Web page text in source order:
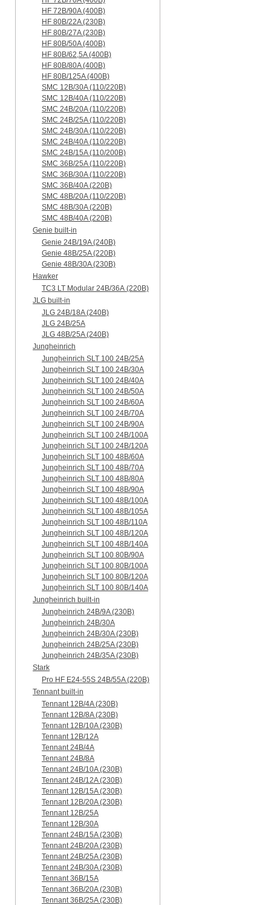
HF 72B/90A (400B)
HF 80B/22A (230B)
HF 80B/27A (230B)
HF 80B/50A (400B)
HF 80B/62,5A (400B)
HF 80B/80A (400B)
HF 80B/125A (400B)
SMC 12B/30A (110/220B)
SMC 12B/40A (110/220B)
SMC 24B/20A (110/220B)
SMC 24B/25A (110/220B)
SMC 24B/30A (110/220B)
SMC 24B/40A (110/220B)
SMC 24B/15A (110/200B)
SMC 36B/25A (110/220B)
SMC 36B/30A (110/220B)
SMC 36B/40A (220B)
SMC 48B/20A (110/220B)
SMC 48B/30A (220B)
SMC 48B/40A (220B)
Genie built-in
Genie 24B/19A (240B)
Genie 48B/25A (220B)
Genie 48B/30A (230B)
Hawker
TC3 LT Modular 24В/36А (220B)
JLG built-in
JLG 24B/18A (240B)
JLG 24B/25A
JLG 48B/25A (240B)
Jungheinrich
Jungheinrich SLT 100 24B/25A
Jungheinrich SLT 100 24B/30A
Jungheinrich SLT 100 24B/40A
Jungheinrich SLT 100 24B/50A
Jungheinrich SLT 100 24B/60A
Jungheinrich SLT 100 24B/70A
Jungheinrich SLT 100 24B/90A
Jungheinrich SLT 100 24B/100A
Jungheinrich SLT 100 24B/120A
Jungheinrich SLT 100 48B/60A
Jungheinrich SLT 100 48B/70A
Jungheinrich SLT 100 48B/80A
Jungheinrich SLT 100 48B/90A
Jungheinrich SLT 100 48B/100A
Jungheinrich SLT 100 48B/105A
Jungheinrich SLT 100 48B/110A
Jungheinrich SLT 100 48B/120A
Jungheinrich SLT 100 48B/140A
Jungheinrich SLT 100 80B/90A
Jungheinrich SLT 100 80B/100A
Jungheinrich SLT 100 80B/120A
Jungheinrich SLT 100 80B/140A
Jungheinrich built-in
Jungheinrich 24B/9A (230B)
Jungheinrich 24B/30A
Jungheinrich 24B/30A (230B)
Jungheinrich 24B/25A (230B)
Jungheinrich 24B/35A (230B)
Stark
Pro HF E24-55S 24B/55A (220B)
Tennant built-in
Tennant 12B/4A (230B)
Tennant 12B/8A (230B)
Tennant 12B/10A (230B)
Tennant 12B/12A
Tennant 24B/4A
Tennant 24B/8A
Tennant 24B/10A (230B)
Tennant 24B/12A (230B)
Tennant 12B/15A (230B)
Tennant 12B/20A (230B)
Tennant 12B/25A
Tennant 12B/30A
Tennant 24B/15A (230B)
Tennant 24B/20A (230B)
Tennant 24B/25A (230B)
Tennant 24B/30A (230B)
Tennant 36B/15A
Tennant 36B/20A (230B)
Tennant 36B/25A (230B)